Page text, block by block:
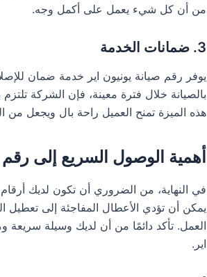
من أن كل شيء يعمل على أكمل وجه.
3. ضمانات الخدمة
يوفر رقم صيانة يونيون اير خدمة ضمان
بالصيانة خلال فترة معينة، فإن الشركة
هذه الميزة تمنح العميل راحة بال ويجعل من
أهمية الوصول السريع إلى رقم
في النهاية، من الضروري أن تكون لديك
يمكن أن تؤدي الأعطال المفاجئة إلى تعطيل
العمل. تأكد دائمًا من أن لديك وسيلة
اير.